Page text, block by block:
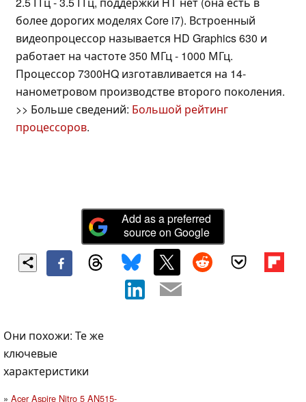
более дорогих моделях Core i7). Встроенный
видеопроцессор называется HD Graphics 630 и
работает на частоте 350 МГц - 1000 МГц.
Процессор 7300HQ изготавливается на 14-
нанометровом производстве второго поколения.
>> Больше сведений: Большой рейтинг
процессоров.
Add as a preferred
source on Google
Они похожи: Те же
ключевые
характеристики
Acer Aspire Nitro 5 AN515-